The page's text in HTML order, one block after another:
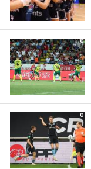
0
0